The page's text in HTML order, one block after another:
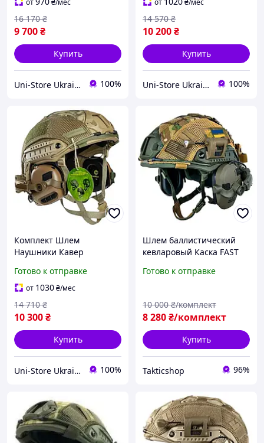
от ₴/мес
9 700₴
16 170 ₴
Купить
Uni-Store Ukraine — Побудуй свій світ! 100%
от ₴/мес
10 200₴
14 570 ₴
Купить
Uni-Store Ukraine — Побудуй свій світ! 100%
Комплект Шлем
Наушники Кавер
с наушниками Earmor
M31 Койот Бронешлем 3А
Готово к отправке
от 1030₴/мес
10 300₴
14 710 ₴
Купить
Uni-Store Ukraine — Побудуй свій світ! 100%
Шлем баллистический
кевларовый Каска FAST
Wolkers крепления
Готово к отправке
8 280₴/комплект
10 000 ₴/комплект
Купить
Takticshop 96%